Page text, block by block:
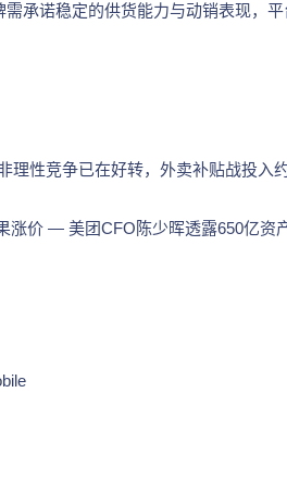
承诺稳定的供货能力与动销表现，
理性竞争已在好转，外卖补贴战投入
涨价 — 美团CFO陈少晖透露650亿资